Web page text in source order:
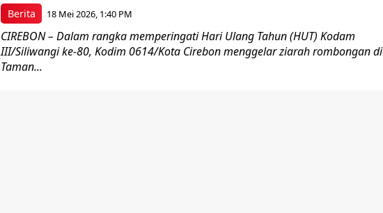
Berita 18 Mei 2026, 1:40 PM
CIREBON – Dalam rangka memperingati Hari Ulang Tahun (HUT) Kodam
III/Siliwangi ke-80, Kodim 0614/Kota Cirebon menggelar ziarah rombongan di
Taman...